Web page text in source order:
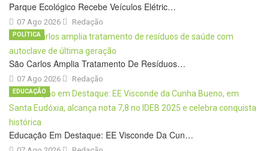
Parque Ecológico Recebe Veículos Elétric…
07 Ago 2026 Redação
São Carlos Amplia Tratamento De Resíduos…
07 Ago 2026
POLÍTICA
Redação
Educação Em Destaque: EE Visconde Da Cun…
EDUCAÇÃO